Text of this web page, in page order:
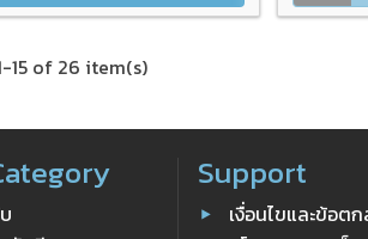
15 of 26 item(s)
Support
เงื่อนไขและข้อต